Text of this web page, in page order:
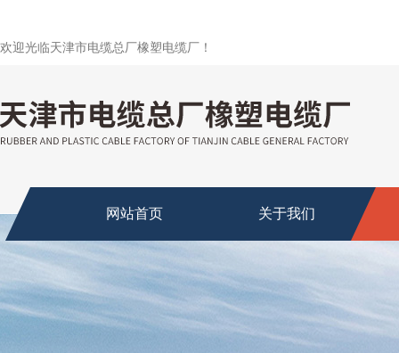
欢迎光临天津市电缆总厂橡塑电缆厂！
网站首页 关于我们